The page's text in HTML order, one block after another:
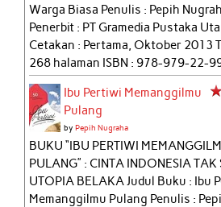
Warga Biasa Penulis : Pepih
Penerbit : PT Gramedia Pustaka
Cetakan : Pertama, Oktober 2013
268 halaman ISBN : 978-979-22-
Ibu Pertiwi Memanggilmu
Pulang
byPepih Nugraha
BUKU “IBU PERTIWI
PULANG” : CINTA INDONESIA TAK
UTOPIA BELAKA Judul Buku : Ibu
Memanggilmu Pulang Penulis :